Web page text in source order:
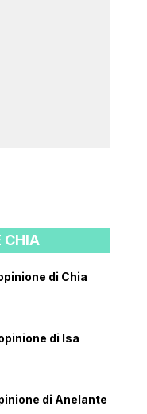
CHIA
di Chia
di Isa
di Anelante